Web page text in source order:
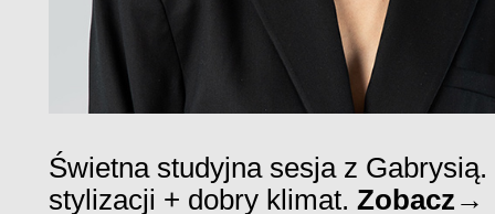
Świetna studyjna sesja z
stylizacji + dobry klimat. Zobacz→